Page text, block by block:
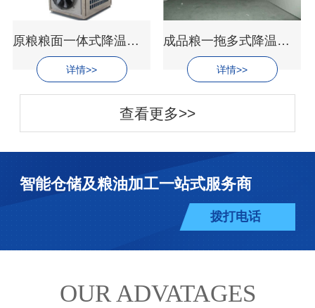
原粮粮面一体式降温空调设备
详情>>
成品粮一拖多式降温设备
详情>>
查看更多>>
智能仓储及粮油加工一站式服务商
拨打电话
OUR ADVATAGES